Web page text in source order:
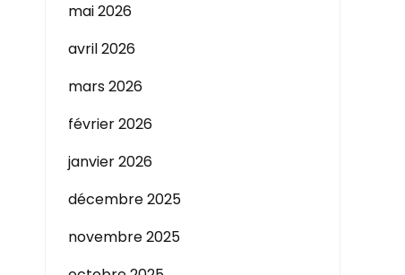
mai 2026
avril 2026
mars 2026
février 2026
janvier 2026
décembre 2025
novembre 2025